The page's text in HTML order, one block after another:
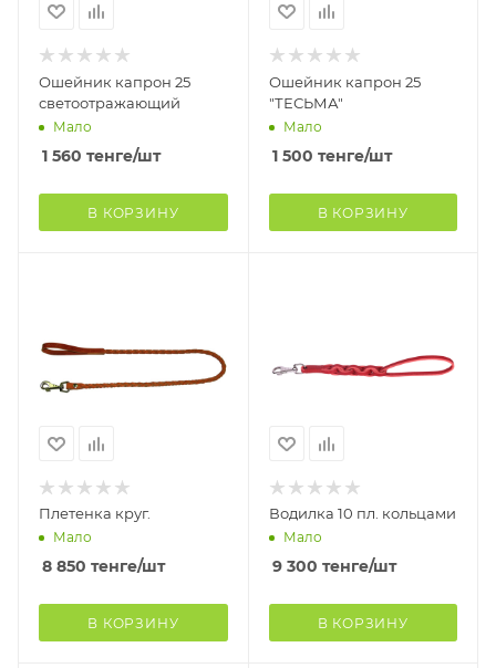
Ошейник капрон 25
светоотражающий
Мало
1 560 тенге/шт
В КОРЗИНУ
Ошейник капрон 25
"ТЕСЬМА"
Мало
1 500 тенге/шт
В КОРЗИНУ
Плетенка круг.
Мало
8 850 тенге/шт
В КОРЗИНУ
Водилка 10 пл. кольцами
Мало
9 300 тенге/шт
В КОРЗИНУ